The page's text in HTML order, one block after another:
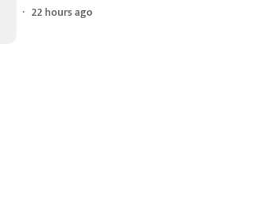
22 hours ago